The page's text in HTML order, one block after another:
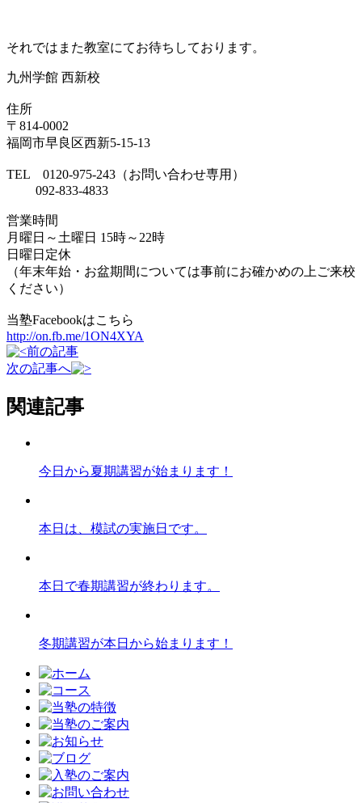
それではまた教室にてお待ちしております。
九州学館 西新校
住所
〒814-0002
福岡市早良区西新5-15-13
TEL 0120-975-243（お問い合わせ専用）
092-833-4833
営業時間
月曜日～土曜日 15時～22時
日曜日定休
（年末年始・お盆期間については事前にお確かめの上ご来校
ください）
当塾Facebookはこちら
http://on.fb.me/1ON4XYA
前の記事
次の記事へ
関連記事
今日から夏期講習が始まります！
本日は、模試の実施日です。
本日で春期講習が終わります。
冬期講習が本日から始まります！